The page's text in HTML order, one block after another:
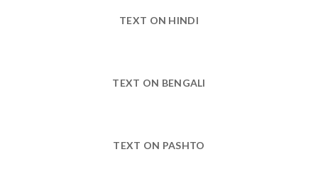
TEXT ON HINDI
TEXT ON BENGALI
TEXT ON PASHTO